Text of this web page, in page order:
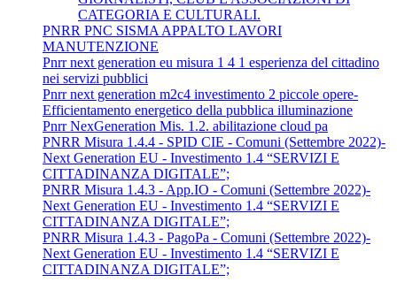
CATEGORIA E CULTURALI.
PNRR PNC SISMA APPALTO LAVORI
MANUTENZIONE
Pnrr next generation eu misura 1 4 1 esperienza del cittadino
nei servizi pubblici
Pnrr next generation m2c4 investimento 2 piccole opere-
Efficientamento energetico della pubblica illuminazione
Pnrr NexGeneration Mis. 1.2. abilitazione cloud pa
PNRR Misura 1.4.4 - SPID CIE - Comuni (Settembre 2022)-
Next Generation EU - Investimento 1.4 “SERVIZI E
CITTADINANZA DIGITALE”;
PNRR Misura 1.4.3 - App.IO - Comuni (Settembre 2022)-
Next Generation EU - Investimento 1.4 “SERVIZI E
CITTADINANZA DIGITALE”;
PNRR Misura 1.4.3 - PagoPa - Comuni (Settembre 2022)-
Next Generation EU - Investimento 1.4 “SERVIZI E
CITTADINANZA DIGITALE”;